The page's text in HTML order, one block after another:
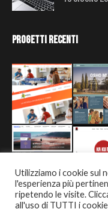
Progetti Recenti
Utilizziamo i cookie
l'esperienza più
ripetendo le visite.
all'uso di TUTTI i